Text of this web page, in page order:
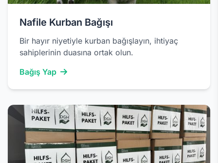
Nafile Kurban Bağışı
Bir hayır niyetiyle kurban bağışlayın, ihtiyaç
sahiplerinin duasına ortak olun.
Bağış Yap